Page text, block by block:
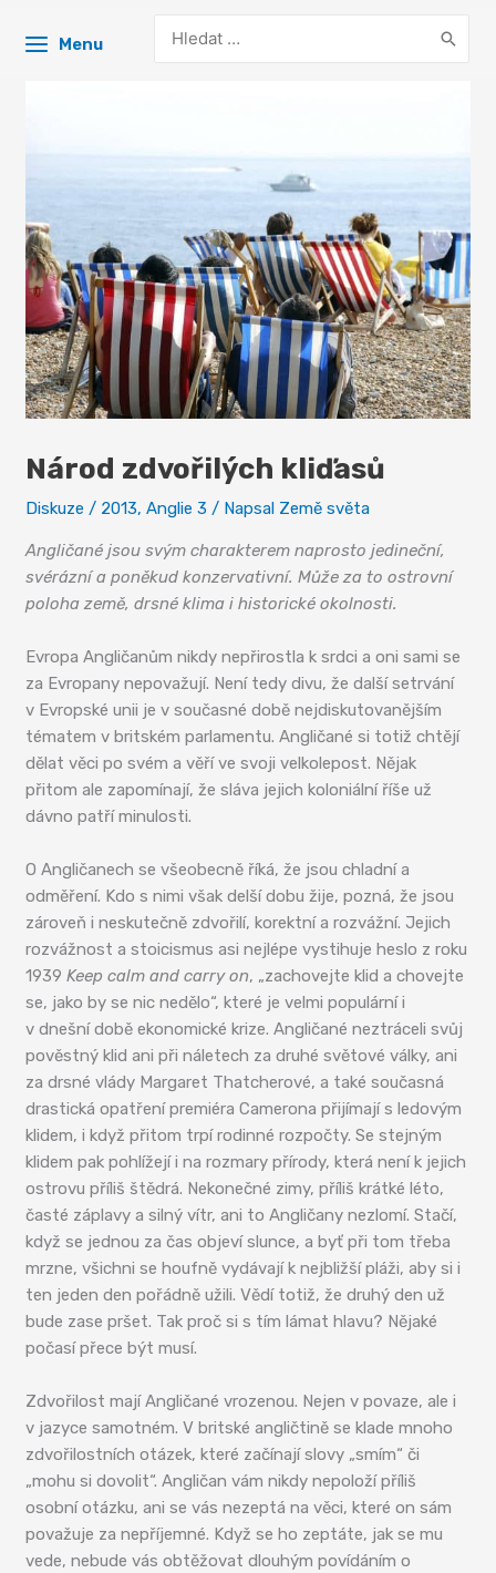
Menu
for:
Národ zdvořilých kliďasů
Diskuze / 2013,Anglie 3 / Napsal Země světa
Angličané jsou svým charakterem naprosto jedineční,
svérázní a poněkud konzervativní. Může za to ostrovní
poloha země, drsné klima i historické okolnosti.
Evropa Angličanům nikdy nepřirostla k srdci a oni sami se
za Evropany nepovažují. Není tedy divu, že další setrvání
v Evropské unii je v současné době nejdiskutovanějším
tématem v britském parlamentu. Angličané si totiž chtějí
dělat věci po svém a věří ve svoji velkolepost. Nějak
přitom ale zapomínají, že sláva jejich koloniální říše už
dávno patří minulosti.
O Angličanech se všeobecně říká, že jsou chladní a
odměření. Kdo s nimi však delší dobu žije, pozná, že jsou
zároveň i neskutečně zdvořilí, korektní a rozvážní. Jejich
rozvážnost a stoicismus asi nejlépe vystihuje heslo z roku
1939Keep calm and carry on, „zachovejte klid a chovejte
se, jako by se nic nedělo“, které je velmi populární i
v dnešní době ekonomické krize. Angličané neztráceli svůj
pověstný klid ani při náletech za druhé světové války, ani
za drsné vlády Margaret Thatcherové, a také současná
drastická opatření premiéra Camerona přijímají s ledovým
klidem, i když přitom trpí rodinné rozpočty. Se stejným
klidem pak pohlížejí i na rozmary přírody, která není k jejich
ostrovu příliš štědrá. Nekonečné zimy, příliš krátké léto,
časté záplavy a silný vítr, ani to Angličany nezlomí. Stačí,
když se jednou za čas objeví slunce, a byť při tom třeba
mrzne, všichni se houfně vydávají k nejbližší pláži, aby si i
ten jeden den pořádně užili. Vědí totiž, že druhý den už
bude zase pršet. Tak proč si s tím lámat hlavu? Nějaké
počasí přece být musí.
Zdvořilost mají Angličané vrozenou. Nejen v povaze, ale i
v jazyce samotném. V britské angličtině se klade mnoho
zdvořilostních otázek, které začínají slovy „smím“ či
„mohu si dovolit“. Angličan vám nikdy nepoloží příliš
osobní otázku, ani se vás nezeptá na věci, které on sám
považuje za nepříjemné. Když se ho zeptáte, jak se mu
vede, nebude vás obtěžovat dlouhým povídáním o